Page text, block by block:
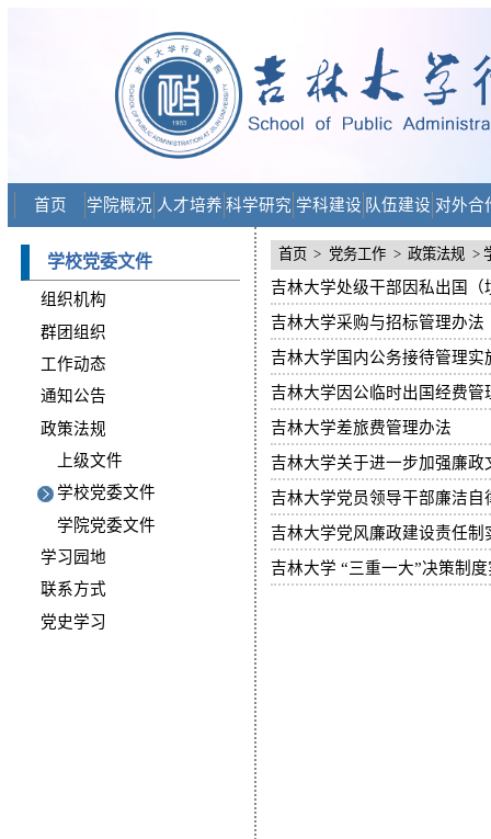
首页 学院概况 人才培养 科学研究 学科建设 队伍建设 对外合
学校党委文件
组织机构
群团组织
工作动态
通知公告
政策法规
上级文件
学校党委文件
学院党委文件
学习园地
联系方式
党史学习
首页 > 党务工作 > 政策法规 >
吉林大学处级干部因私出国（
吉林大学采购与招标管理办法
吉林大学国内公务接待管理实
吉林大学因公临时出国经费管
吉林大学差旅费管理办法
吉林大学关于进一步加强廉
吉林大学党员领导干部廉洁自
吉林大学党风廉政建设责任制
吉林大学 “三重一大”决策制